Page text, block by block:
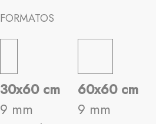
FORMATOS
30x60 cm
9 mm
60x60 cm
9 mm